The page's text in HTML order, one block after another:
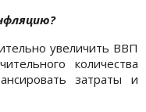
увеличить ВВП
количества
затраты и